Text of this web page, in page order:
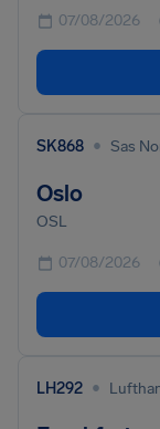
07/08/2026
SK868 • Sas
Oslo
OSL
07/08/2026
LH292 •